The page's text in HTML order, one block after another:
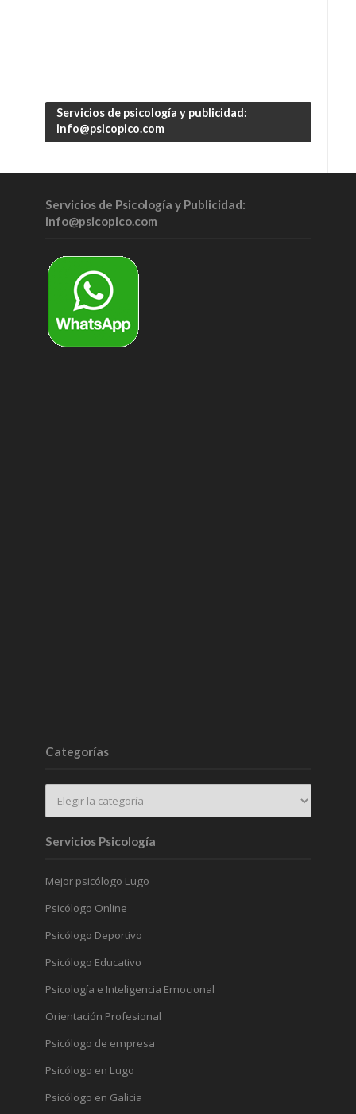
Servicios de psicología y publicidad:
info@psicopico.com
Servicios de Psicología y Publicidad:
info@psicopico.com
Categorías
Servicios Psicología
Mejor psicólogo Lugo
Psicólogo Online
Psicólogo Deportivo
Psicólogo Educativo
Psicología e Inteligencia Emocional
Orientación Profesional
Psicólogo de empresa
Psicólogo en Lugo
Psicólogo en Galicia